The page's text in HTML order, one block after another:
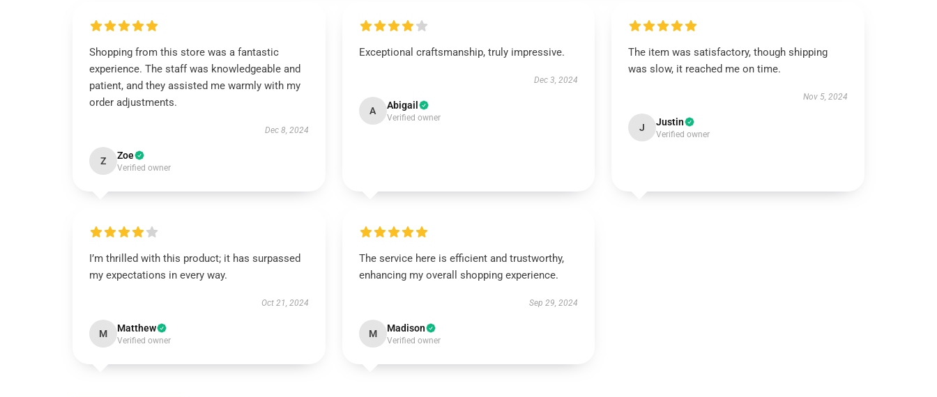
Shopping from this store was a fantastic
experience. The staff was knowledgeable and
patient, and they assisted me warmly with my
order adjustments.
Dec 8, 2024
Z Zoe
Verified owner
Exceptional craftsmanship, truly impressive.
Dec 3, 2024
A Abigail
Verified owner
The item was satisfactory, though shipping
was slow, it reached me on time.
Nov 5, 2024
J Justin
Verified owner
I’m thrilled with this product; it has surpassed
my expectations in every way.
Oct 21, 2024
M Matthew
Verified owner
The service here is efficient and trustworthy,
enhancing my overall shopping experience.
Sep 29, 2024
M Madison
Verified owner